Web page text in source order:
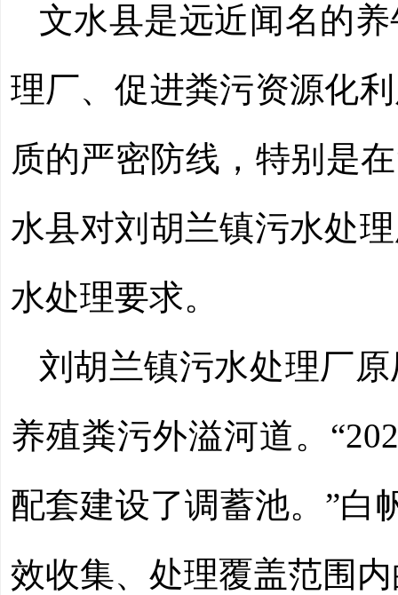
文水县是远近闻名的
理厂、促进粪污资源化
质的严密防线，特别是
水县对刘胡兰镇污水处
水处理要求。
刘胡兰镇污水处理厂
养殖粪污外溢河道。
配套建设了调蓄池。”白
效收集、处理覆盖范围